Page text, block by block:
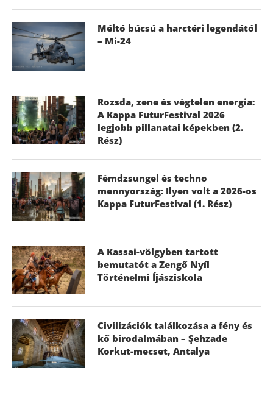
Méltó búcsú a harctéri legendától
– Mi-24
Rozsda, zene és végtelen energia:
A Kappa FuturFestival 2026
legjobb pillanatai képekben (2.
Rész)
Fémdzsungel és techno
mennyország: Ilyen volt a 2026-os
Kappa FuturFestival (1. Rész)
A Kassai-völgyben tartott
bemutatót a Zengő Nyíl
Történelmi Íjásziskola
Civilizációk találkozása a fény és
kő birodalmában – Şehzade
Korkut-mecset, Antalya